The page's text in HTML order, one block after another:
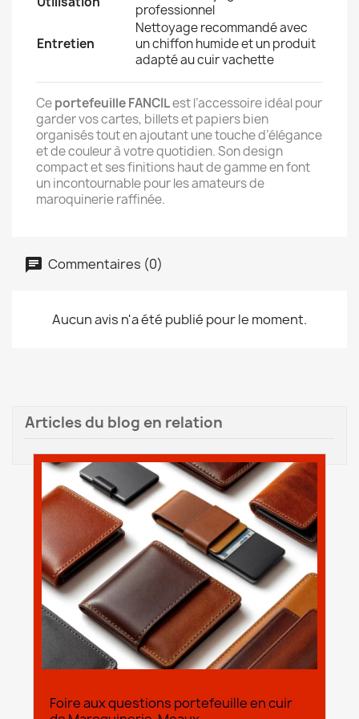
professionnel
Entretien
Nettoyage recommandé avec
un chiffon humide et un produit
adapté au cuir vachette
Ceportefeuille FANCILest l’accessoire idéal pour
garder vos cartes, billets et papiers bien
organisés tout en ajoutant une touche d’élégance
et de couleur à votre quotidien. Son design
compact et ses finitions haut de gamme en font
un incontournable pour les amateurs de
maroquinerie raffinée.
Commentaires (0)
Aucun avis n'a été publié pour le moment.
Articles du blog en relation
Foire aux questions portefeuille en cuir